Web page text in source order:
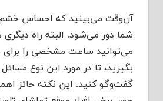
آن‌وقت می‌بینید که احساس خشم
شما دور می‌شود. البته راه
می‌توانید ساعت مشخصی را برای
بگیرید، تا در مورد این نوع
گفت‌وگو کنید. این نکته حائز